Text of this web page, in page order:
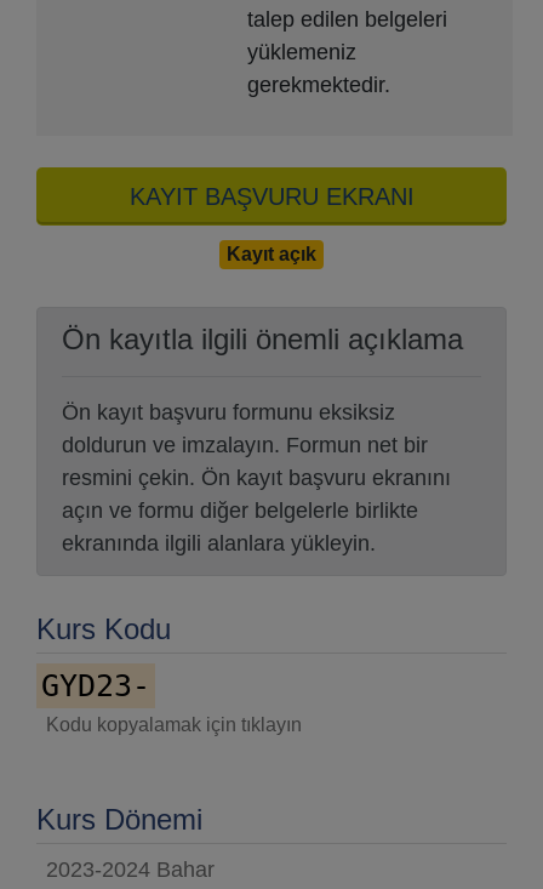
talep edilen belgeleri
yüklemeniz
gerekmektedir.
KAYIT BAŞVURU EKRANI
Kayıt açık
Ön kayıtla ilgili önemli açıklama
Ön kayıt başvuru formunu eksiksiz
doldurun ve imzalayın. Formun net bir
resmini çekin. Ön kayıt başvuru ekranını
açın ve formu diğer belgelerle birlikte
ekranında ilgili alanlara yükleyin.
Kurs Kodu
GYD23-
Kodu kopyalamak için tıklayın
Kurs Dönemi
2023-2024 Bahar